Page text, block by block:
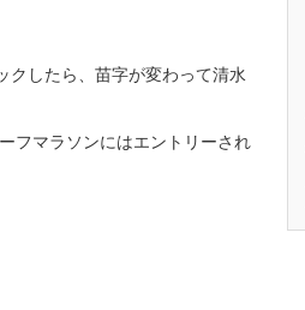
クしたら、苗字が変わって清水
フマラソンにはエントリーされ